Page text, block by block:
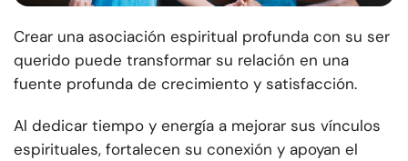
Crear una asociación espiritual profunda con su ser
querido puede transformar su relación en una
fuente profunda de crecimiento y satisfacción.
Al dedicar tiempo y energía a mejorar sus vínculos
espirituales, fortalecen su conexión y apoyan el